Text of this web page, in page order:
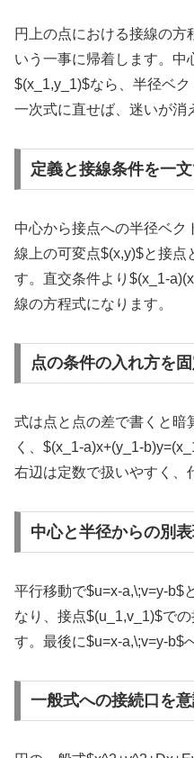
円上の点における接線の方
いう一事に帰着します。中
$(x_1,y_1)$なら、半径ベ
一次式に直せば、迷いが消
定義と接線条件を一
中心から接点への半径ベク
線上の可変点$(x,y)$と接点
す。直交条件より $(x_1-
線の方程式になります。
点の条件の入れ方を
式は点と点の差で書くと暗
く、 $(x_1-a)x+(y_1-
右辺は定数で扱いやすく、
中心と半径からの別
平行移動で$u=x-a,\;v=y-b$
なり、接点$(u_1,v_1)$で
す。最後に$u=x-a,\;v=y-b$
一般式への接続口を